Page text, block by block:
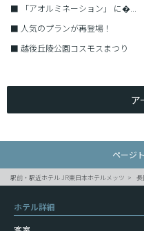
■
「アオルミネーション」 に�...
■ 人気のプランが再登場！
■ 越後丘陵公園コスモスまつり
ア
ページ
駅前・駅近ホテル JR東日本ホテルメッツ 長
ホテル詳細